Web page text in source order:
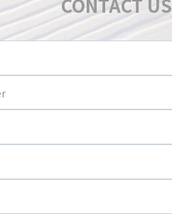
CONTACT US